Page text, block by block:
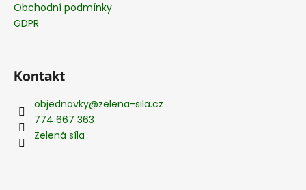
Obchodní podmínky
GDPR
Kontakt
objednavky@zelena-sila.cz
774 667 363
Zelená síla